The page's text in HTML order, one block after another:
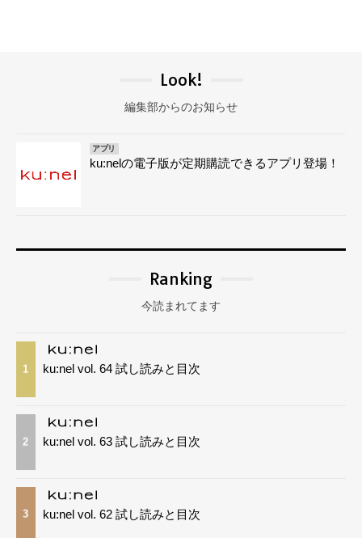
Look!
編集部からのお知らせ
アプリ
ku:nelの電子版が定期購読できるアプリ登場！
Ranking
今読まれてます
1 ku:nel vol. 64 試し読みと目次
2 ku:nel vol. 63 試し読みと目次
3 ku:nel vol. 62 試し読みと目次